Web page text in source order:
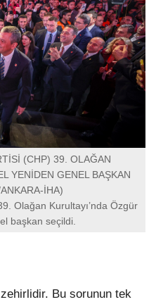
(CHP) 39. OLAĞAN
YENİDEN GENEL BAŞKAN
İHA)
Olağan Kurultayı’nda Özgür
başkan seçildi.
Bu sorunun tek